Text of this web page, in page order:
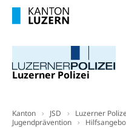
Luzerner Polizei
Kanton JSD Luzerner
Jugendprävention
Wissenschaft,
Nachdiplomstudium,
Berufsbildung,
Studienberatung,
Berufsabschluss für